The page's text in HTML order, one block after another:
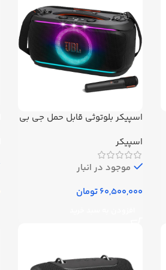
اسپیکر بلوتوثی قابل حمل جی بی
اسپیکر
موجود در انبار
تومان